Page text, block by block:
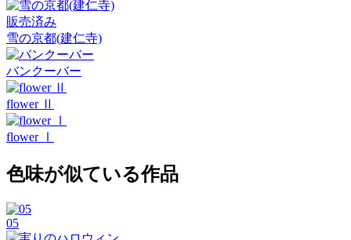
販売済み
雪の京都(建仁寺)
バンクーバー
flower Ⅱ
flower Ⅰ
色味が似ている作品
05